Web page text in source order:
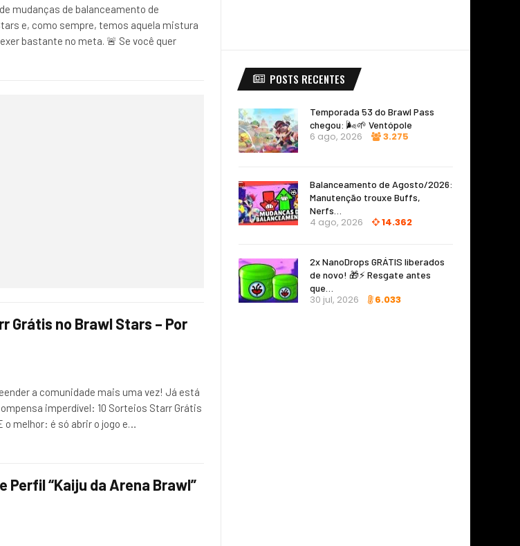
mudanças de balanceamento de
e, como sempre, temos aquela mistura
bastante no meta. 🚨 Se você quer
Grátis no Brawl Stars – Por
a comunidade mais uma vez! Já está
imperdível: 10 Sorteios Starr Grátis
o melhor: é só abrir o jogo e…
Perfil “Kaiju da Arena Brawl”
POSTS RECENTES
Temporada 53 do Brawl Pass
chegou: 🌬️🌱 Ventópole
6 ago, 2026 3.275
Balanceamento de Agosto/2026:
Manutenção trouxe Buffs,
Nerfs…
4 ago, 2026 14.362
2x NanoDrops GRÁTIS liberados
de novo! 🎁⚡ Resgate antes
que…
30 jul, 2026 6.033